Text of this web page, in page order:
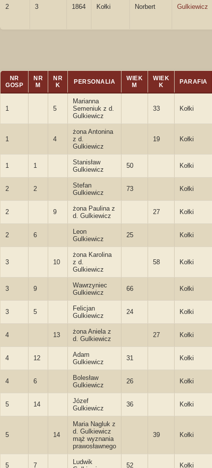
2 3 1864 Kołki Norbert Gulkiewicz
NR
GOSP
NR
M
NR
K
PERSONALIA
WIEK
M
WIEK
K
PARAFIA
1 5
Marianna
Semeniuk z d.
Gulkiewicz
33 Kołki
1 4
żona Antonina
z d.
Gulkiewicz
19 Kołki
1 1
Stanisław
Gulkiewicz
50 Kołki
2 2
Stefan
Gulkiewicz
73 Kołki
2 9
żona Paulina z
d. Gulkiewicz
27 Kołki
2 6
Leon
Gulkiewicz
25 Kołki
3 10
żona Karolina
z d.
Gulkiewicz
58 Kołki
3 9
Wawrzyniec
Gulkiewicz
66 Kołki
3 5
Felicjan
Gulkiewicz
24 Kołki
4 13
żona Aniela z
d. Gulkiewicz
27 Kołki
4 12
Adam
Gulkiewicz
31 Kołki
4 6
Bolesław
Gulkiewicz
26 Kołki
5 14
Józef
Gulkiewicz
36 Kołki
5 14
Maria Nagluk z
d. Gulkiewicz
mąż wyznania
prawosławnego
39 Kołki
5 7
Ludwik
52 Kołki